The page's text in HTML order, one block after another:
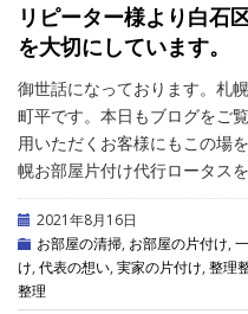
リピーター様より白石
を大切にしています。
御世話になっております。札
町平です。本日もブログをご
用いただくお客様にもこの場
幌お部屋片付け代行ロータス
2021年8月16日
お部屋の清掃, お部屋の片付け,
け, 代表の想い, 実家の片付け, 整理
整理